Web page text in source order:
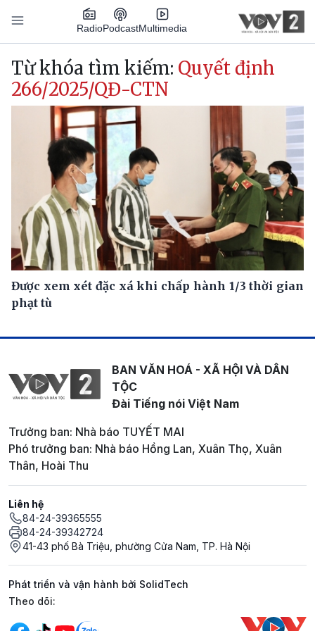
Nhảy đến nội dung
RadioPodcastMultimedia
Main navigation
Từ khóa tìm kiếm: Quyết định
266/2025/QĐ-CTN
Được xem xét đặc xá khi chấp hành 1/3 thời gian
phạt tù
BAN VĂN HOÁ - XÃ HỘI VÀ DÂN
TỘC
Đài Tiếng nói Việt Nam
Trưởng ban: Nhà báo TUYẾT MAI
Phó trưởng ban: Nhà báo Hồng Lan, Xuân Thọ, Xuân
Thân, Hoài Thu
Liên hệ
84-24-39365555
84-24-39342724
41-43 phố Bà Triệu, phường Cửa Nam, TP. Hà Nội
Phát triển và vận hành bởi SolidTech
Mạng xã hội
Theo dõi: